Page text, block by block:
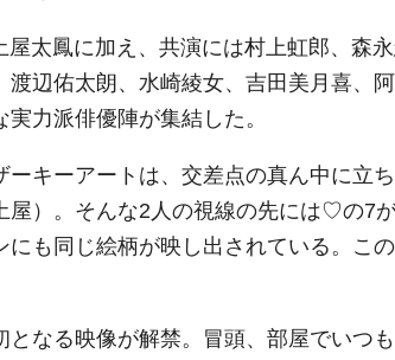
太鳳に加え、共演には村上虹郎、森
渡辺佑太朗、水崎綾女、吉田美月喜、
力派俳優陣が集結した。
ーキーアートは、交差点の真ん中に立
屋）。そんな2人の視線の先には♡の7
にも同じ絵柄が映し出されている。こ
となる映像が解禁。冒頭、部屋でいつ